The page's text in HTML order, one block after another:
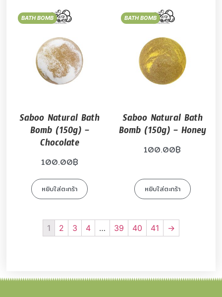
BATH BOMB
Saboo Natural Bath
Bomb (150g) –
Chocolate
100.00฿
หยิบใส่ตะกร้า
BATH BOMB
Saboo Natural Bath
Bomb (150g) – Honey
100.00฿
หยิบใส่ตะกร้า
1 2 3 4 … 39 40 41 →